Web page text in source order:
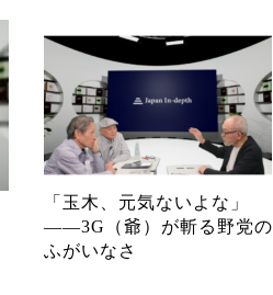
「玉木、元気ないよな」
――3G（爺）が斬る野党の
ふがいなさ